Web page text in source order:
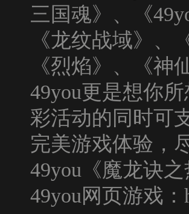
三国魂》、《
《龙纹战域》、
《烈焰》、《神
49you更是想你
彩活动的同时可
完美游戏体验，
49you 《魔龙诀
49you网页游戏：